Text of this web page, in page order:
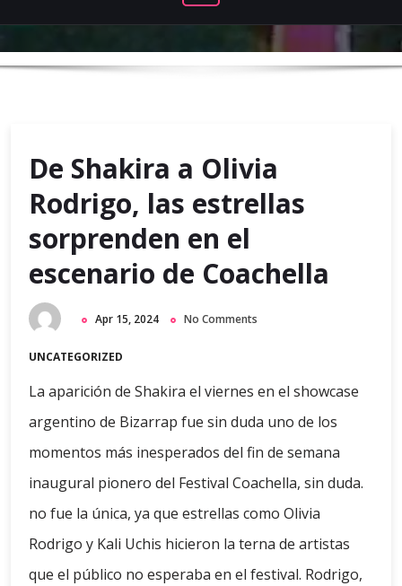
De Shakira a Olivia
Rodrigo, las estrellas
sorprenden en el
escenario de Coachella
Apr 15, 2024 No Comments
UNCATEGORIZED
La aparición de Shakira el viernes en el showcase
argentino de Bizarrap fue sin duda uno de los
momentos más inesperados del fin de semana
inaugural pionero del Festival Coachella, sin duda.
no fue la única, ya que estrellas como Olivia
Rodrigo y Kali Uchis hicieron la terna de artistas
que el público no esperaba en el festival. Rodrigo,